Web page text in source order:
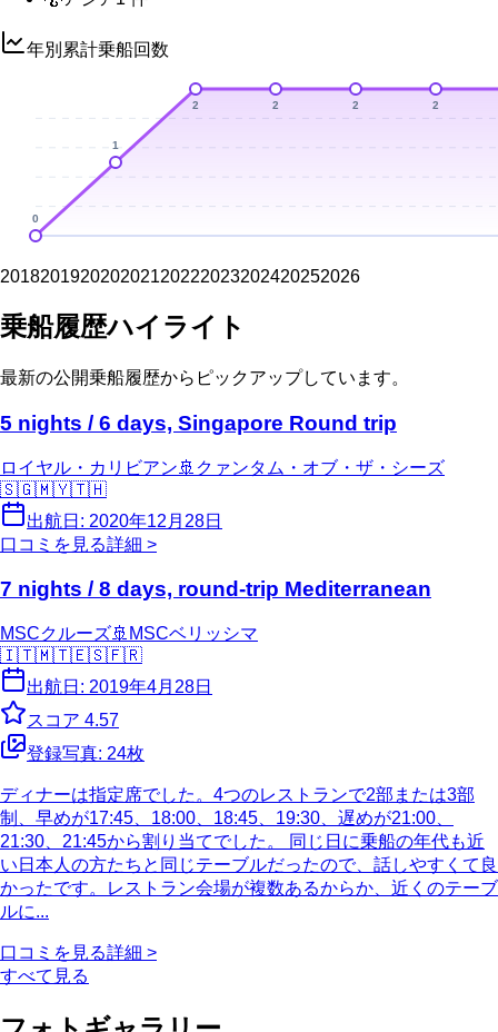
年別累計乗船回数
0
1
2 2 2 2
201820192020202120222023202420252026
乗船履歴ハイライト
最新の公開乗船履歴からピックアップしています。
5 nights / 6 days, Singapore Round trip
ロイヤル・カリビアン 🚢 クァンタム・オブ・ザ・シーズ
🇸🇬🇲🇾🇹🇭
出航日: 2020年12月28日
口コミを見る詳細 >
7 nights / 8 days, round-trip Mediterranean
MSCクルーズ🚢 MSCベリッシマ
🇮🇹🇲🇹🇪🇸🇫🇷
出航日: 2019年4月28日
スコア 4.57
登録写真: 24枚
ディナーは指定席でした。4つのレストランで2部または3部
制、早めが17:45、18:00、18:45、19:30、遅めが21:00、
21:30、21:45から割り当てでした。 同じ日に乗船の年代も近
い日本人の方たちと同じテーブルだったので、話しやすくて良
かったです。レストラン会場が複数あるからか、近くのテーブ
ルに...
口コミを見る詳細 >
すべて見る